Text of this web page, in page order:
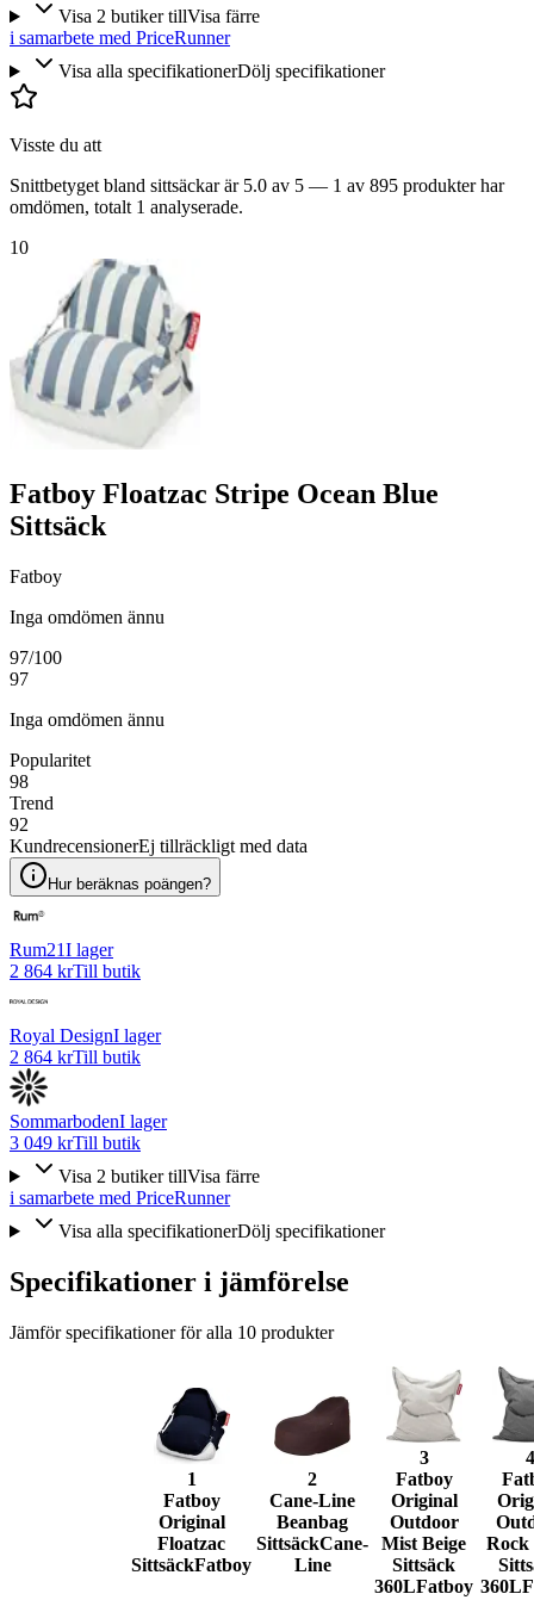
Visa 2 butiker tillVisa färre
i samarbete med PriceRunner
Visa alla specifikationerDölj specifikationer
Visste du att
Snittbetyget bland sittsäckar är 5.0 av 5 — 1 av 895 produkter har
omdömen, totalt 1 analyserade.
10
Fatboy Floatzac Stripe Ocean Blue
Sittsäck
Fatboy
Inga omdömen ännu
97/100
97
Inga omdömen ännu
Popularitet
98
Trend
92
KundrecensionerEj tillräckligt med data
Hur beräknas poängen?
Rum21I lager
2 864 krTill butik
Royal DesignI lager
2 864 krTill butik
SommarbodenI lager
3 049 krTill butik
Visa 2 butiker tillVisa färre
i samarbete med PriceRunner
Visa alla specifikationerDölj specifikationer
Specifikationer i jämförelse
Jämför specifikationer för alla 10 produkter
1
Fatboy
Original
Floatzac
SittsäckFatboy
2
Cane-Line
Beanbag
SittsäckCane-
Line
3
Fatboy
Original
Outdoor
Mist Beige
Sittsäck
360LFatboy
4
Rock
360L